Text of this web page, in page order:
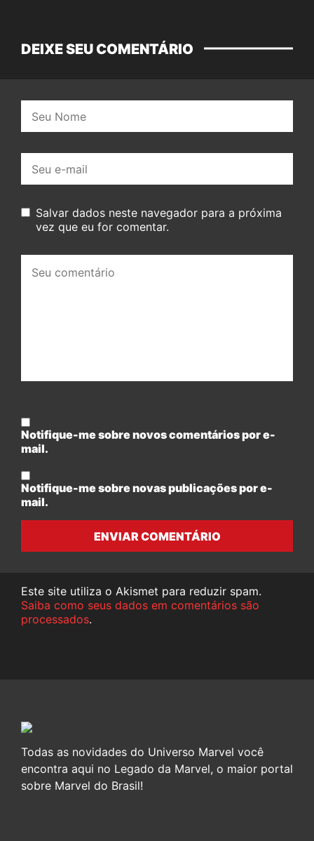
DEIXE SEU COMENTÁRIO
mail:
Salvar dados neste navegador para a próxima
vez que eu for comentar.
comentário:
Notifique-me sobre novos comentários por e-
mail.
Notifique-me sobre novas publicações por e-
mail.
ENVIAR COMENTÁRIO
Este site utiliza o Akismet para reduzir spam.
Saiba como seus dados em comentários são
processados.
Todas as novidades do Universo Marvel você
encontra aqui no Legado da Marvel, o maior portal
sobre Marvel do Brasil!